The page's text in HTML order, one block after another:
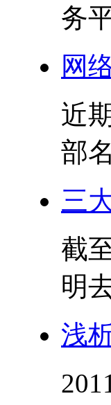
务
网
近
部
三
截
明
浅